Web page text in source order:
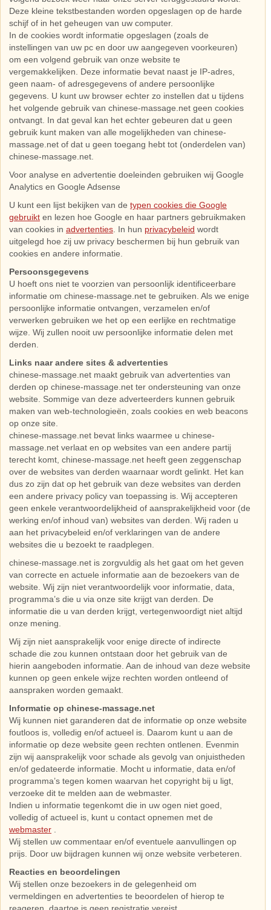
Deze kleine tekstbestanden worden opgeslagen op de harde
schijf of in het geheugen van uw computer.
In de cookies wordt informatie opgeslagen (zoals de
instellingen van uw pc en door uw aangegeven voorkeuren)
om een volgend gebruik van onze website te
vergemakkelijken. Deze informatie bevat naast je IP-adres,
geen naam- of adresgegevens of andere persoonlijke
gegevens. U kunt uw browser echter zo instellen dat u tijdens
het volgende gebruik van chinese-massage.net geen cookies
ontvangt. In dat geval kan het echter gebeuren dat u geen
gebruik kunt maken van alle mogelijkheden van chinese-
massage.net of dat u geen toegang hebt tot (onderdelen van)
chinese-massage.net.
Voor analyse en advertentie doeleinden gebruiken wij Google
Analytics en Google Adsense
U kunt een lijst bekijken van de typen cookies die Google
gebruikt en lezen hoe Google en haar partners gebruikmaken
van cookies in advertenties . In hun privacybeleid wordt
uitgelegd hoe zij uw privacy beschermen bij hun gebruik van
cookies en andere informatie.
Persoonsgegevens
U hoeft ons niet te voorzien van persoonlijk identificeerbare
informatie om chinese-massage.net te gebruiken. Als we enige
persoonlijke informatie ontvangen, verzamelen en/of
verwerken gebruiken we het op een eerlijke en rechtmatige
wijze. Wij zullen nooit uw persoonlijke informatie delen met
derden.
Links naar andere sites & advertenties
chinese-massage.net maakt gebruik van advertenties van
derden op chinese-massage.net ter ondersteuning van onze
website. Sommige van deze adverteerders kunnen gebruik
maken van web-technologieën, zoals cookies en web beacons
op onze site.
chinese-massage.net bevat links waarmee u chinese-
massage.net verlaat en op websites van een andere partij
terecht komt, chinese-massage.net heeft geen zeggenschap
over de websites van derden waarnaar wordt gelinkt. Het kan
dus zo zijn dat op het gebruik van deze websites van derden
een andere privacy policy van toepassing is. Wij accepteren
geen enkele verantwoordelijkheid of aansprakelijkheid voor (de
werking en/of inhoud van) websites van derden. Wij raden u
aan het privacybeleid en/of verklaringen van de andere
websites die u bezoekt te raadplegen.
chinese-massage.net is zorgvuldig als het gaat om het geven
van correcte en actuele informatie aan de bezoekers van de
website. Wij zijn niet verantwoordelijk voor informatie, data,
programma’s die u via onze site krijgt van derden. De
informatie die u van derden krijgt, vertegenwoordigt niet altijd
onze mening.
Wij zijn niet aansprakelijk voor enige directe of indirecte
schade die zou kunnen ontstaan door het gebruik van de
hierin aangeboden informatie. Aan de inhoud van deze website
kunnen op geen enkele wijze rechten worden ontleend of
aanspraken worden gemaakt.
Informatie op chinese-massage.net
Wij kunnen niet garanderen dat de informatie op onze website
foutloos is, volledig en/of actueel is. Daarom kunt u aan de
informatie op deze website geen rechten ontlenen. Evenmin
zijn wij aansprakelijk voor schade als gevolg van onjuistheden
en/of gedateerde informatie. Mocht u informatie, data en/of
programma’s tegen komen waarvan het copyright bij u ligt,
verzoeke dit te melden aan de webmaster.
Indien u informatie tegenkomt die in uw ogen niet goed,
volledig of actueel is, kunt u contact opnemen met de
webmaster
Wij stellen uw commentaar en/of eventuele aanvullingen op
prijs. Door uw bijdragen kunnen wij onze website verbeteren.
Reacties en beoordelingen
Wij stellen onze bezoekers in de gelegenheid om
vermeldingen en advertenties te beoordelen of hierop te